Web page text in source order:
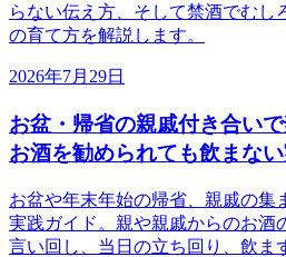
らない伝え方、そして禁酒でむし
の育て方を解説します。
2026年7月29日
お盆・帰省の親戚付き合い
お酒を勧められても飲まな
お盆や年末年始の帰省、親戚の集
実践ガイド。親や親戚からのお酒
言い回し、当日の立ち回り、飲ま